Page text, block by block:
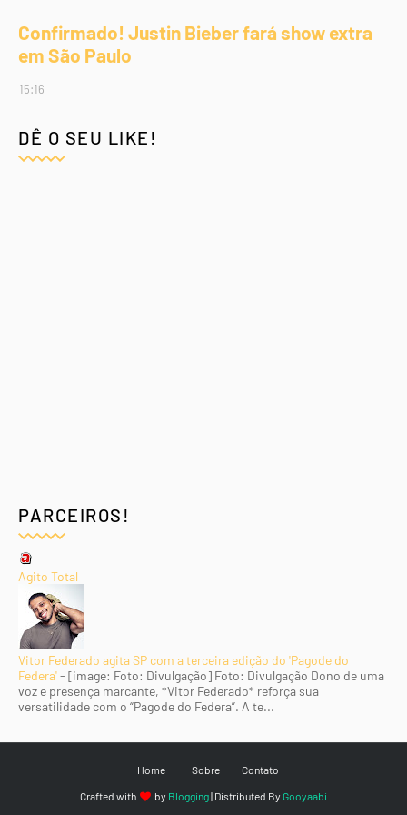
Confirmado! Justin Bieber fará show extra
em São Paulo
15:16
DÊ O SEU LIKE!
PARCEIROS!
Agito Total
Vitor Federado agita SP com a terceira edição do 'Pagode do
Federa'- [image: Foto: Divulgação] Foto: Divulgação Dono de uma
voz e presença marcante, *Vitor Federado* reforça sua
versatilidade com o “Pagode do Federa”. A te...
Home Sobre Contato
Crafted with by Blogging| Distributed By Gooyaabi